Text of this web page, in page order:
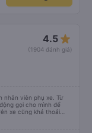
4.5 star_rate
(1904 đánh giá)
viên phụ xe. Từ
gọi cho mình để
hầu hết là các cô bác